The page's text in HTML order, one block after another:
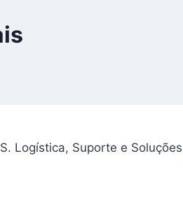
Logística, Suporte e